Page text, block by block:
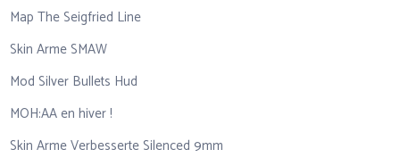
Map The Seigfried Line
Skin Arme SMAW
Mod Silver Bullets Hud
MOH:AA en hiver !
Skin Arme Verbesserte Silenced 9mm